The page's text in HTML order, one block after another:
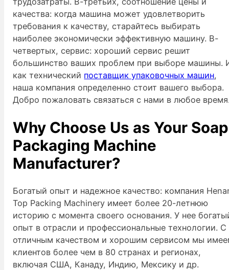
качества: когда машина может удовлетворить
требования к качеству, старайтесь выбирать
наиболее экономически эффективную машину. В-
четвертых, сервис: хороший сервис решит
большинство ваших проблем при выборе машины.
как технический поставщик упаковочных машин,
наша компания определенно стоит вашего выбора.
Добро пожаловать связаться с нами в любое
Why Choose Us as Your Soap
Packaging Machine
Manufacturer?
Богатый опыт и надежное качество: компания
Top Packing Machinery имеет более 20-летнюю
историю с момента своего основания. У нее
опыт в отрасли и профессиональные технологии. С
отличным качеством и хорошим сервисом мы
клиентов более чем в 80 странах и регионах,
включая США, Канаду, Индию, Мексику и др.